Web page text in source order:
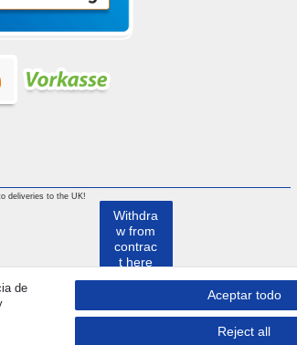
deliveries to the UK!
de
Aceptar todo
Reject all
Withdra
w from
contrac
t here